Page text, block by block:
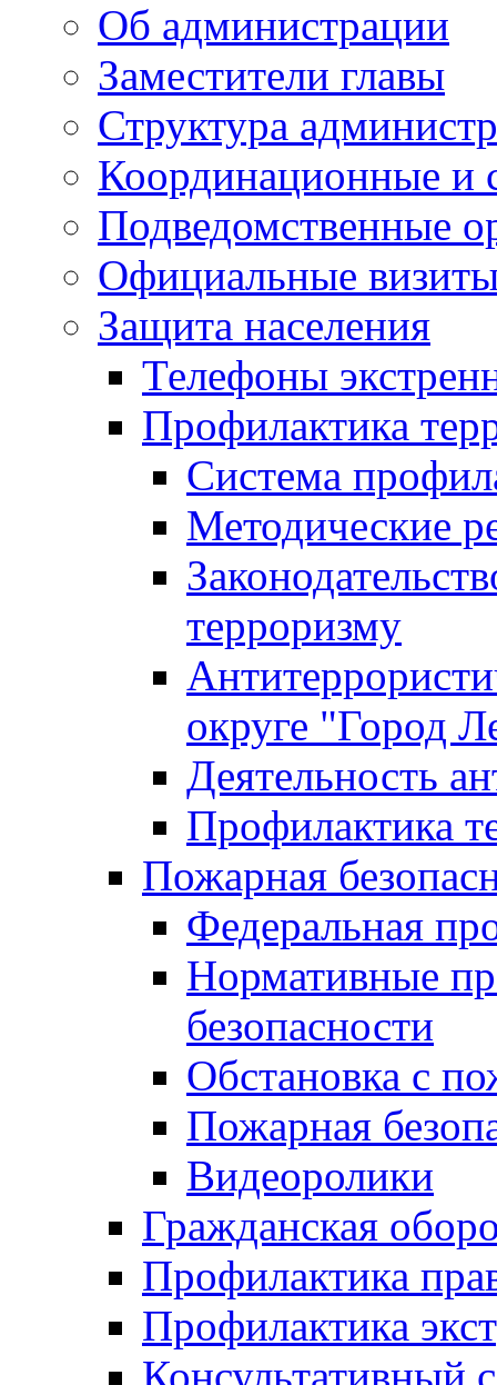
Об администрации
Заместители главы
Структура
Координационные и
Подведомственные
Официальные
Защита населения
Телефоны
Профилактика
Система
Методические
терроризму
округе "Город
Деятельность
Профилактика
Пожарная
Федеральная
Нормативные
безопасности
Обстановка с
Пожарная
Видеоролики
Гражданская
Профилактика
Профилактика